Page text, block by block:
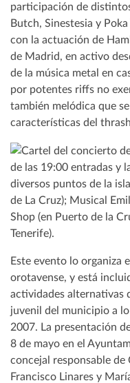
participación de
Butch, Sinestesia y
con la actuación de
de Madrid, en activo
de la música metal en
por potentes riffs no
también melódica que
características del
de las 19:00 entradas y
diversos puntos de la
de La Cruz); Musical
Shop (en Puerto de la
Tenerife).
Este evento lo organiza
orotavense, y está
actividades alternativas
juvenil del municipio a
2007. La presentación
8 de mayo en el
concejal responsable
Francisco Linares y